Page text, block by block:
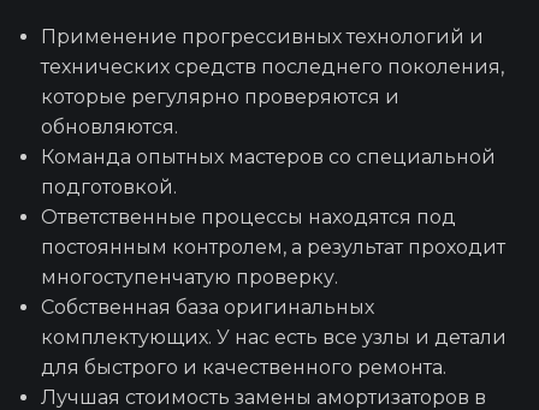
Применение прогрессивных технологий и
технических средств последнего поколения,
которые регулярно проверяются и
обновляются.
Команда опытных мастеров со специальной
подготовкой.
Ответственные процессы находятся под
постоянным контролем, а результат проходит
многоступенчатую проверку.
Собственная база оригинальных
комплектующих. У нас есть все узлы и детали
для быстрого и качественного ремонта.
Лучшая стоимость замены амортизаторов в